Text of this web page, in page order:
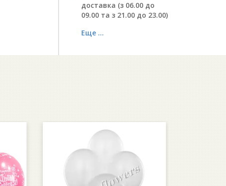
доставка (з 06.00 до
09.00 та з 21.00 до 23.00)
Еще ...